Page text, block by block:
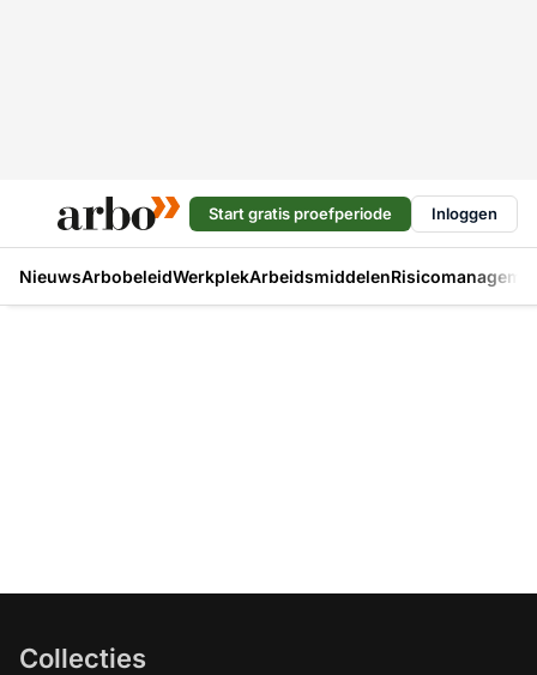
Start gratis proefperiode Inloggen
NieuwsArbobeleidWerkplekArbeidsmiddelen
Collecties